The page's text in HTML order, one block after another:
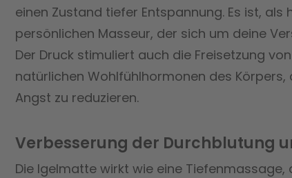
einen Zustand tiefer Entspannung. Es ist, als
persönlichen Masseur, der sich um deine
Der Druck stimuliert auch die Freisetzung
natürlichen Wohlfühlhormonen des Körpers,
Angst zu reduzieren.
Verbesserung der Durchblutung
Die Igelmatte wirkt wie eine Tiefenmassage,